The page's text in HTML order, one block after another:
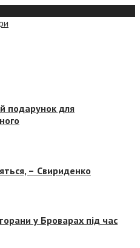
подарунок для
– Свириденко
у Броварах під час